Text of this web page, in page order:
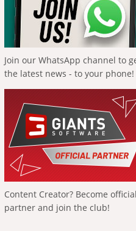
Join our WhatsApp channel to
the latest news - to your phone!
Content Creator? Become official
partner and join the club!